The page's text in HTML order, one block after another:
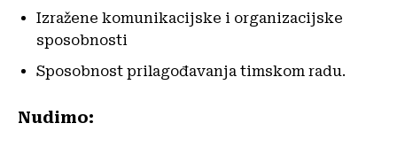
Izražene komunikacijske i organizacijske
sposobnosti
Sposobnost prilagođavanja timskom radu.
Nudimo: